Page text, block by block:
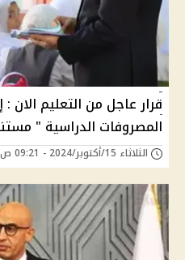
قرار عاجل من التعليم الان
المصروفات الدراسية "
الثلاثاء 15/أكتوبر/2024 - 09:21 ص